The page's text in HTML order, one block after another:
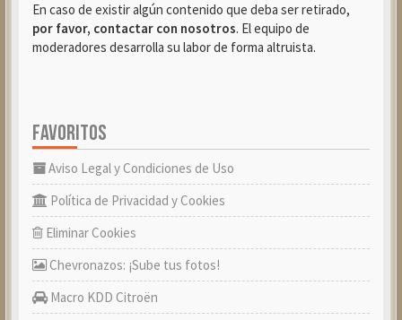
En caso de existir algún contenido que deba ser retirado,
por favor, contactar con nosotros. El equipo de
moderadores desarrolla su labor de forma altruista.
FAVORITOS
Aviso Legal y Condiciones de Uso
Política de Privacidad y Cookies
Eliminar Cookies
Chevronazos: ¡Sube tus fotos!
Macro KDD Citroën